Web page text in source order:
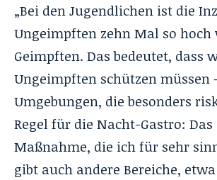
„Bei den Jugendlichen ist die
Ungeimpften zehn Mal so hoch
Geimpften. Das bedeutet, dass
Ungeimpften schützen müssen
Umgebungen, die besonders
Regel für die Nacht-Gastro:
Maßnahme, die ich für sehr
gibt auch andere Bereiche,